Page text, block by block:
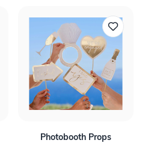
Photobooth Props